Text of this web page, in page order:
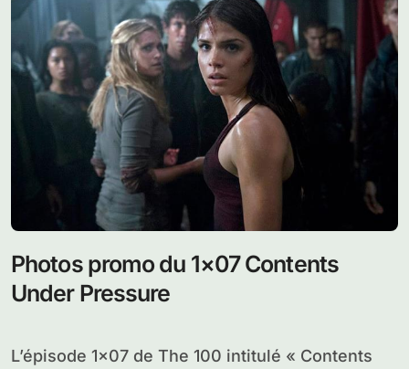
Photos promo du 1×07 Contents
Under Pressure
L’épisode 1×07 de The 100 intitulé « Contents